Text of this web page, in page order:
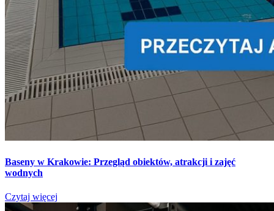
Baseny w Krakowie: Przegląd obiektów, atrakcji i zajęć
wodnych
Czytaj więcej